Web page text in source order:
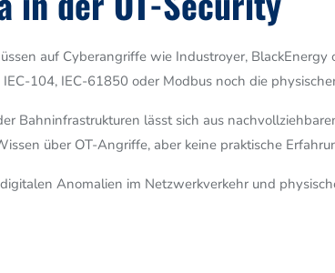
auf Cyberangriffe wie Industroyer,
104, IEC-61850 oder Modbus noch die
Bahninfrastrukturen lässt sich aus
über OT-Angriffe, aber keine praktische
Anomalien im Netzwerkverkehr und